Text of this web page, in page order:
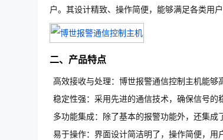
户。其设计精致、操作简便，能够满足各类用户
二、产品特点
高效接收与处理：博世报警通信控制主机能够
稳定性强：采用先进的通信技术，确保信号的
多功能集成：除了基本的报警功能外，还集成
易于操作：界面设计简洁明了，操作简便，用